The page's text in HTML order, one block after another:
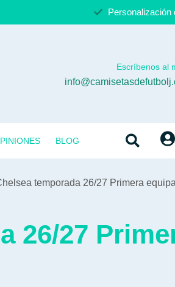
Personalización
Escríbenos al
BLOG
temporada 26/27 Primera
26/27